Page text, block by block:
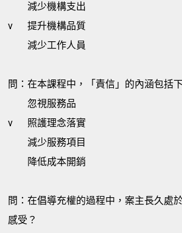
減少機構支出
v
提升機構品質
減少工作人員
問：在本課程中，「責信」的內涵包括
忽視服務品
v
照護理念落實
減少服務項目
降低成本開銷
問：在倡導充權的過程中，案主長久處
感受？